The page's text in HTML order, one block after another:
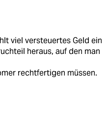
viel versteuertes Geld ein
heraus, auf den man
rechtfertigen müssen.